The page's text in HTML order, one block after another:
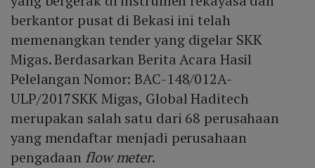
berkantor pusat di Bekasi ini telah
memenangkan tender yang digelar SKK
Migas. Berdasarkan Berita Acara Hasil
Pelelangan Nomor: BAC-148/012A-
ULP/2017SKK Migas, Global Haditech
merupakan salah satu dari 68 perusahaan
yang mendaftar menjadi perusahaan
pengadaan flow meter.